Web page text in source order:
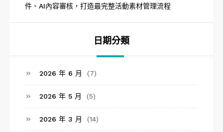
件、AI內容審核，打造最完整活動素材管理流程
日期分類
2026 年 6 月 (7)
2026 年 5 月 (5)
2026 年 3 月 (14)